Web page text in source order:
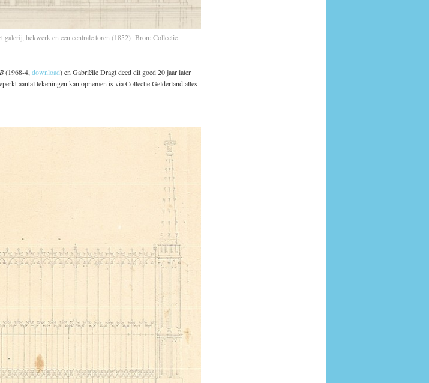
galerij, hekwerk en een centrale toren (1852) Bron: Collectie
(1968-4, download) en Gabriëlle Dragt deed dit goed 20 jaar later
aantal tekeningen kan opnemen is via Collectie Gelderland alles